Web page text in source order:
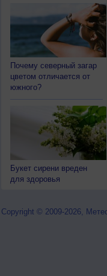
Почему северный загар
цветом отличается от
южного?
Букет сирени вреден
для здоровья
Copyright © 2009-2026,